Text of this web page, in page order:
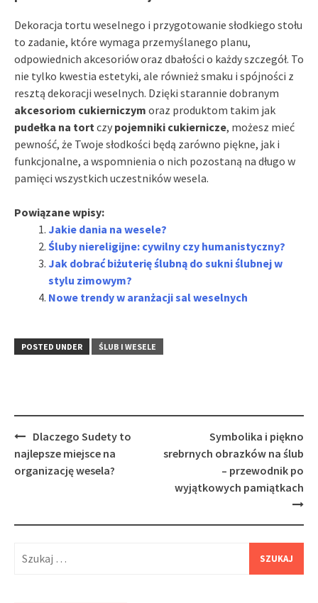
Dekoracja tortu weselnego i przygotowanie słodkiego stołu
to zadanie, które wymaga przemyślanego planu,
odpowiednich akcesoriów oraz dbałości o każdy szczegół. To
nie tylko kwestia estetyki, ale również smaku i spójności z
resztą dekoracji weselnych. Dzięki starannie dobranym
akcesoriom cukierniczym oraz produktom takim jak
pudełka na tort czy pojemniki cukiernicze, możesz mieć
pewność, że Twoje słodkości będą zarówno piękne, jak i
funkcjonalne, a wspomnienia o nich pozostaną na długo w
pamięci wszystkich uczestników wesela.
Powiązane wpisy:
Jakie dania na wesele?
Śluby niereligijne: cywilny czy humanistyczny?
Jak dobrać biżuterię ślubną do sukni ślubnej w
stylu zimowym?
Nowe trendy w aranżacji sal weselnych
POSTED UNDER ŚLUB I WESELE
Post
navigation
Dlaczego Sudety to
najlepsze miejsce na
organizację wesela?
Symbolika i piękno
srebrnych obrazków na ślub
– przewodnik po
wyjątkowych pamiątkach